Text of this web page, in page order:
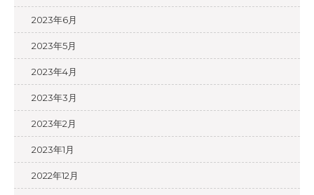
2023年6月
2023年5月
2023年4月
2023年3月
2023年2月
2023年1月
2022年12月